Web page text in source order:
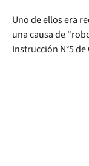
Uno de ellos era
una causa de
Instrucción N°5